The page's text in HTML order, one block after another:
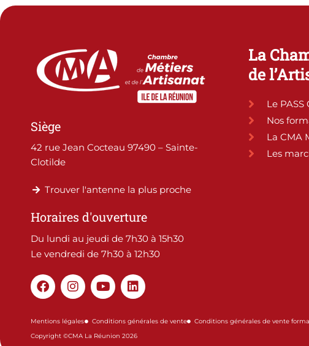
Siège
42 rue Jean Cocteau 97490 – Sainte-
Clotilde
Trouver l'antenne la plus proche
Horaires d'ouverture
Du lundi au jeudi de 7h30 à 15h30
Le vendredi de 7h30 à 12h30
F
a
e
o
I
n
t
g
Y
o
t
b
L
i
k
d
La
de
Le
Nos
La CMA
Les
Mentions légales Conditions générales de vente Conditions générales de vente
Copyright ©CMA La Réunion 2026